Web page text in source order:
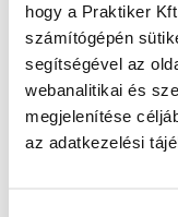
hogy a Praktiker
számítógépén
segítségével az
webanalitikai és
megjelenítése
az adatkezelési